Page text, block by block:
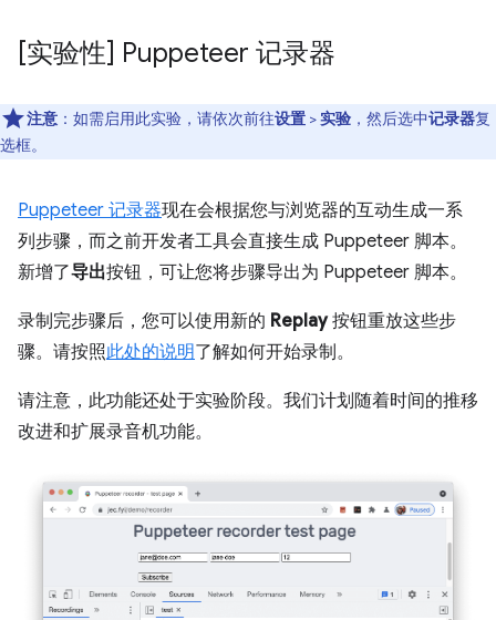
[实验性] Puppeteer 记录器
注意 ：如需启用此实验，请依次前往设置 >实验 ，然后选中记录器复
选框。
Puppeteer 记录器现在会根据您与浏览器的互动生成一系
列步骤，而之前开发者工具会直接生成 Puppeteer 脚本。
新增了导出按钮，可让您将步骤导出为 Puppeteer 脚本。
录制完步骤后，您可以使用新的 Replay按钮重放这些步
骤。请按照此处的说明了解如何开始录制。
请注意，此功能还处于实验阶段。我们计划随着时间的推移
改进和扩展录音机功能。